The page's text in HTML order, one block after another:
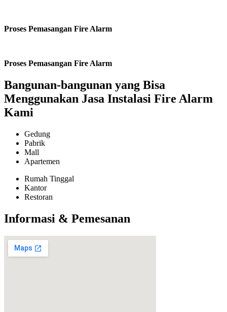
Proses Pemasangan Fire Alarm
Proses Pemasangan Fire Alarm
Bangunan-bangunan yang Bisa
Menggunakan Jasa Instalasi Fire Alarm
Kami
Gedung
Pabrik
Mall
Apartemen
Rumah Tinggal
Kantor
Restoran
Informasi & Pemesanan